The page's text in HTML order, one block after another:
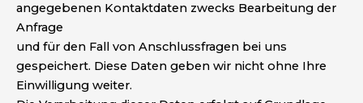
angegebenen Kontaktdaten zwecks Bearbeitung der
Anfrage
und für den Fall von Anschlussfragen bei uns
gespeichert. Diese Daten geben wir nicht ohne Ihre
Einwilligung weiter.